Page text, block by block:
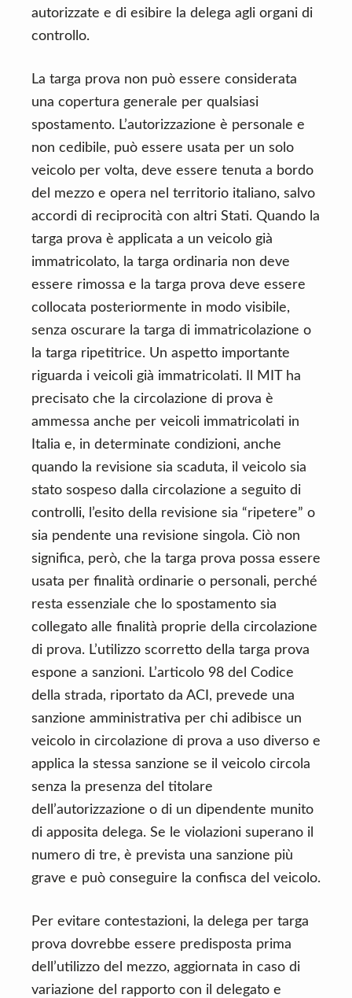
autorizzate e di esibire la delega agli organi di
controllo.
La targa prova non può essere considerata
una copertura generale per qualsiasi
spostamento. L’autorizzazione è personale e
non cedibile, può essere usata per un solo
veicolo per volta, deve essere tenuta a bordo
del mezzo e opera nel territorio italiano, salvo
accordi di reciprocità con altri Stati. Quando la
targa prova è applicata a un veicolo già
immatricolato, la targa ordinaria non deve
essere rimossa e la targa prova deve essere
collocata posteriormente in modo visibile,
senza oscurare la targa di immatricolazione o
la targa ripetitrice. Un aspetto importante
riguarda i veicoli già immatricolati. Il MIT ha
precisato che la circolazione di prova è
ammessa anche per veicoli immatricolati in
Italia e, in determinate condizioni, anche
quando la revisione sia scaduta, il veicolo sia
stato sospeso dalla circolazione a seguito di
controlli, l’esito della revisione sia “ripetere” o
sia pendente una revisione singola. Ciò non
significa, però, che la targa prova possa essere
usata per finalità ordinarie o personali, perché
resta essenziale che lo spostamento sia
collegato alle finalità proprie della circolazione
di prova. L’utilizzo scorretto della targa prova
espone a sanzioni. L’articolo 98 del Codice
della strada, riportato da ACI, prevede una
sanzione amministrativa per chi adibisce un
veicolo in circolazione di prova a uso diverso e
applica la stessa sanzione se il veicolo circola
senza la presenza del titolare
dell’autorizzazione o di un dipendente munito
di apposita delega. Se le violazioni superano il
numero di tre, è prevista una sanzione più
grave e può conseguire la confisca del veicolo.
Per evitare contestazioni, la delega per targa
prova dovrebbe essere predisposta prima
dell’utilizzo del mezzo, aggiornata in caso di
variazione del rapporto con il delegato e